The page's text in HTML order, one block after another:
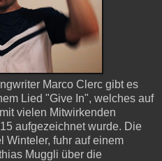
Marco Clerc gibt es
Lied "Give In", welches auf
vielen Mitwirkenden
aufgezeichnet wurde. Die
Winteler, fuhr auf einem
Muggli über die